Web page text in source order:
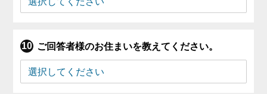
ご回答者様のお住まいを教えてください。